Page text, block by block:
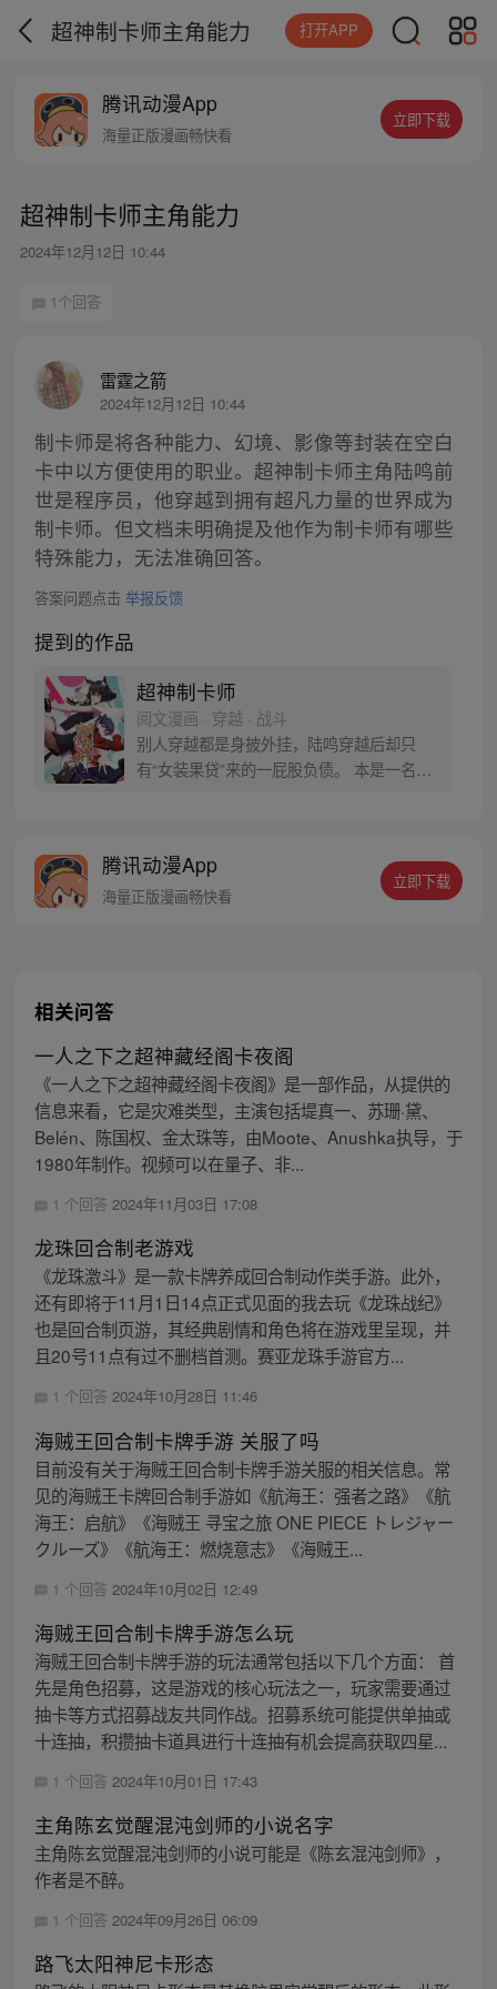
超神制卡师主角能力 打开APP
腾讯动漫App
海量正版漫画畅快看
立即下载
超神制卡师主角能力
2024年12月12日 10:44
1个回答
雷霆之箭
2024年12月12日 10:44
制卡师是将各种能力、幻境、影像等封装在空白
卡中以方便使用的职业。超神制卡师主角陆鸣前
世是程序员，他穿越到拥有超凡力量的世界成为
制卡师。但文档未明确提及他作为制卡师有哪些
特殊能力，无法准确回答。
答案问题点击 举报反馈
提到的作品
超神制卡师
阅文漫画 · 穿越 · 战斗
别人穿越都是身披外挂，陆鸣穿越后却只
有“女装果贷”来的一屁股负债。 本是一名程
制卡技术和写程序的方法一样......那岂不是
一张卡牌，可以封装无限的世界？！
腾讯动漫App
海量正版漫画畅快看
立即下载
相关问答
一人之下之超神藏经阁卡夜阁
《一人之下之超神藏经阁卡夜阁》是一部作品，从提供的
信息来看，它是灾难类型，主演包括堤真一、苏珊·黛、
Belén、陈国权、金太珠等，由Moote、Anushka执导，于
1980年制作。视频可以在量子、非...
1 个回答 2024年11月03日 17:08
龙珠回合制老游戏
《龙珠激斗》是一款卡牌养成回合制动作类手游。此外，
还有即将于11月1日14点正式见面的我去玩《龙珠战纪》
也是回合制页游，其经典剧情和角色将在游戏里呈现，并
且20号11点有过不删档首测。赛亚龙珠手游官方...
1 个回答 2024年10月28日 11:46
海贼王回合制卡牌手游 关服了吗
目前没有关于海贼王回合制卡牌手游关服的相关信息。常
见的海贼王卡牌回合制手游如《航海王：强者之路》《航
海王：启航》《海贼王 寻宝之旅 ONE PIECE トレジャー
クルーズ》《航海王：燃烧意志》《海贼王...
1 个回答 2024年10月02日 12:49
海贼王回合制卡牌手游怎么玩
海贼王回合制卡牌手游的玩法通常包括以下几个方面： 首
先是角色招募，这是游戏的核心玩法之一，玩家需要通过
抽卡等方式招募战友共同作战。招募系统可能提供单抽或
十连抽，积攒抽卡道具进行十连抽有机会提高获取四星...
1 个回答 2024年10月01日 17:43
主角陈玄觉醒混沌剑师的小说名字
主角陈玄觉醒混沌剑师的小说可能是《陈玄混沌剑师》，
作者是不醉。
1 个回答 2024年09月26日 06:09
路飞太阳神尼卡形态